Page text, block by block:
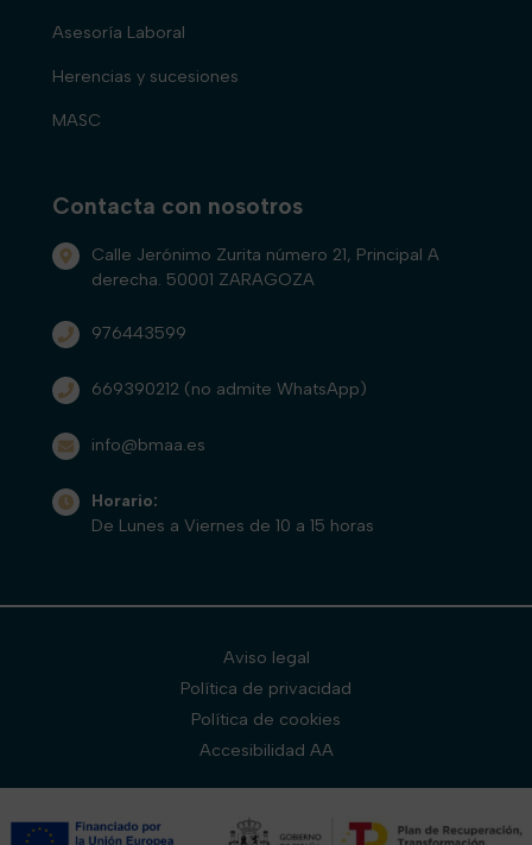
Asesoría Laboral
Herencias y sucesiones
MASC
Contacta con nosotros
Calle Jerónimo Zurita número 21, Principal A
derecha. 50001 ZARAGOZA
976443599
669390212 (no admite WhatsApp)
info@bmaa.es
Horario:
De Lunes a Viernes de 10 a 15 horas
Aviso legal
Política de privacidad
Política de cookies
Accesibilidad AA